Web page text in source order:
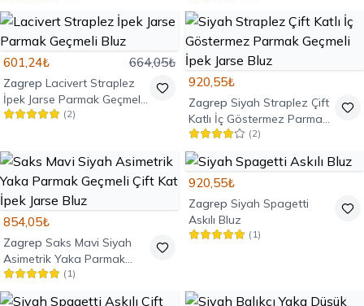
601,24₺ 664,05₺
Zagrep Lacivert Straplez
İpek Jarse Parmak Geçmeli
Bluz
(2)
920,55₺
Zagrep Siyah Straplez Çift
Katlı İç Göstermez Parmak
Geçmeli İpek Jarse Bluz
(2)
854,05₺
Zagrep Saks Mavi Siyah
Asimetrik Yaka Parmak
Geçmeli Çift Kat İpek Jarse
Bluz
( 1)
920,55₺
Zagrep Siyah Spagetti
Askılı Bluz
( 1)